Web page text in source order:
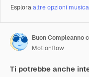
Esploraaltre opzioni
Motionflow
Ti potrebbe anche